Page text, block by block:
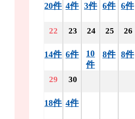
20件 4件 3件 6件 6件
22
14件
23
6件
24
10
件
25
8件
26
8件
29
18件
30
4件